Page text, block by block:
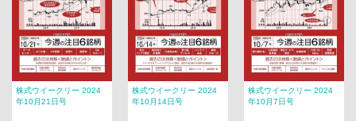
株式ウイークリー 2024
年10月21日号
株式ウイークリー 2024
年10月14日号
株式ウイークリー 2024
年10月7日号